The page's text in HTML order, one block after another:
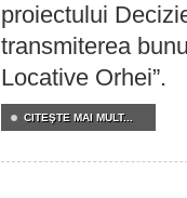
proiectului
transmiterea
Locative Orhei”.
CITEŞTE MAI MULT...